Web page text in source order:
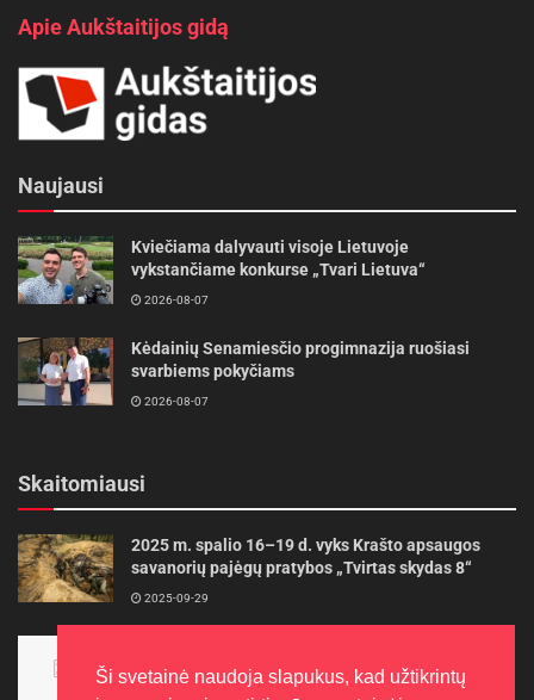
Apie Aukštaitijos gidą
Naujausi
Kviečiama dalyvauti visoje Lietuvoje
vykstančiame konkurse „Tvari Lietuva“
2026-08-07
Kėdainių Senamiesčio progimnazija ruošiasi
svarbiems pokyčiams
2026-08-07
Skaitomiausi
2025 m. spalio 16–19 d. vyks Krašto apsaugos
savanorių pajėgų pratybos „Tvirtas skydas 8“
2025-09-29
aukso
Ši svetainė naudoja slapukus, kad užtikrintų